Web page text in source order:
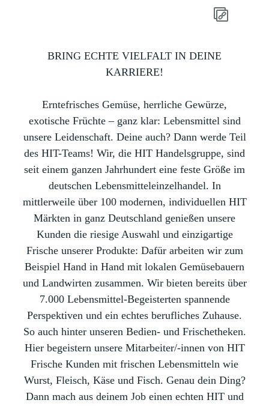
BRING ECHTE VIELFALT IN DEINE
KARRIERE!
Erntefrisches Gemüse, herrliche Gewürze,
exotische Früchte – ganz klar: Lebensmittel sind
unsere Leidenschaft. Deine auch? Dann werde Teil
des HIT-Teams! Wir, die HIT Handelsgruppe, sind
seit einem ganzen Jahrhundert eine feste Größe im
deutschen Lebensmitteleinzelhandel. In
mittlerweile über 100 modernen, individuellen HIT
Märkten in ganz Deutschland genießen unsere
Kunden die riesige Auswahl und einzigartige
Frische unserer Produkte: Dafür arbeiten wir zum
Beispiel Hand in Hand mit lokalen Gemüsebauern
und Landwirten zusammen. Wir bieten bereits über
7.000 Lebensmittel-Begeisterten spannende
Perspektiven und ein echtes berufliches Zuhause.
So auch hinter unseren Bedien- und Frischetheken.
Hier begeistern unsere Mitarbeiter/-innen von HIT
Frische Kunden mit frischen Lebensmitteln wie
Wurst, Fleisch, Käse und Fisch. Genau dein Ding?
Dann mach aus deinem Job einen echten HIT und